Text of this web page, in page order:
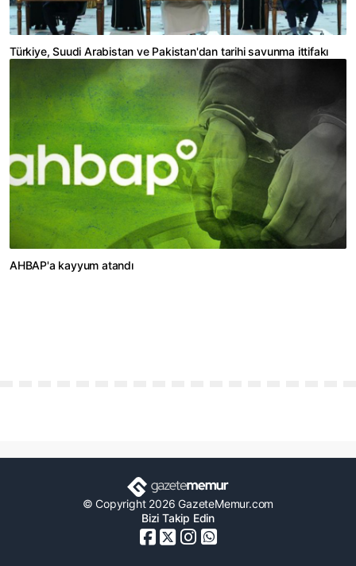
Türkiye, Suudi Arabistan ve Pakistan'dan tarihi savunma ittifakı
AHBAP'a kayyum atandı
© Copyright 2026 GazeteMemur.com
Bizi Takip Edin